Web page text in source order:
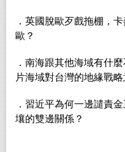
．英國脫歐歹戲拖棚，
歐？
．南海跟其他海域有什
片海域對台灣的地緣戰
．習近平為何一邊譴責
壤的雙邊關係？